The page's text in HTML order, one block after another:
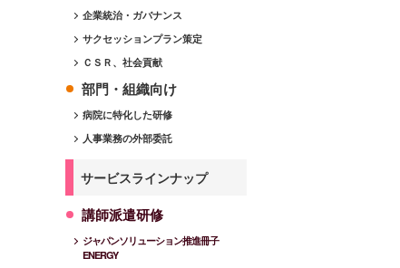
企業統治・ガバナンス
サクセッションプラン策定
ＣＳＲ、社会貢献
部門・組織向け
病院に特化した研修
人事業務の外部委託
サービスラインナップ
講師派遣研修
ジャパンソリューション推進冊子
ENERGY